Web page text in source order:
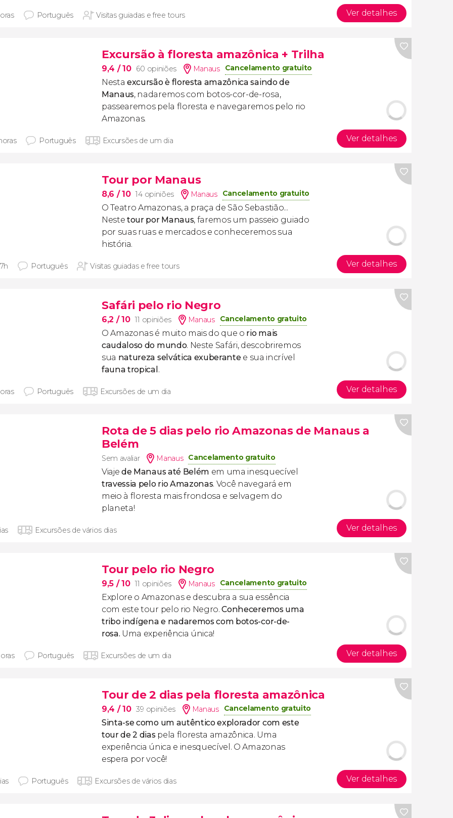
Português Visitas guiadas e free tours Ver detalhes
Excursão à floresta amazônica + Trilha
9,4 / 10 60 opiniões Manaus Cancelamento gratuito
Nestaexcursão è floresta amazônica saindo de
Manaus, nadaremos com botos-cor-de-rosa,
passearemos pela floresta e navegaremos pelo rio
Amazonas.
Português Excursões de um dia Ver detalhes
Tour por Manaus
8,6 / 10 14 opiniões Manaus Cancelamento gratuito
O Teatro Amazonas, a praça de São Sebastião...
Nestetour por Manaus, faremos um passeio guiado
por suas ruas e mercados e conheceremos sua
história.
Português Visitas guiadas e free tours Ver detalhes
Safári pelo rio Negro
6,2 / 10 11 opiniões Manaus Cancelamento gratuito
O Amazonas é muito mais do que o rio mais
caudaloso do mundo. Neste Safári, descobriremos
sua natureza selvática exuberante e sua incrível
fauna tropical .
Português Excursões de um dia Ver detalhes
Rota de 5 dias pelo rio Amazonas de Manaus a
Belém
Sem avaliar Manaus Cancelamento gratuito
Viajede Manaus até Belém em uma inesquecível
travessia pelo rio Amazonas. Você navegará em
meio à floresta mais frondosa e selvagem do
planeta!
Excursões de vários dias Ver detalhes
Tour pelo rio Negro
9,5 / 10 11 opiniões Manaus Cancelamento gratuito
Explore o Amazonas e descubra a sua essência
com este tour pelo rio Negro.Conheceremos uma
tribo indígena e nadaremos com botos-cor-de-
rosa. Uma experiência única!
Português Excursões de um dia Ver detalhes
Tour de 2 dias pela floresta amazônica
9,4 / 10 39 opiniões Manaus Cancelamento gratuito
Sinta-se como um autêntico explorador com este
tour de 2 diaspela floresta amazônica. Uma
experiência única e inesquecível. O Amazonas
espera por você!
Português Excursões de vários dias Ver detalhes